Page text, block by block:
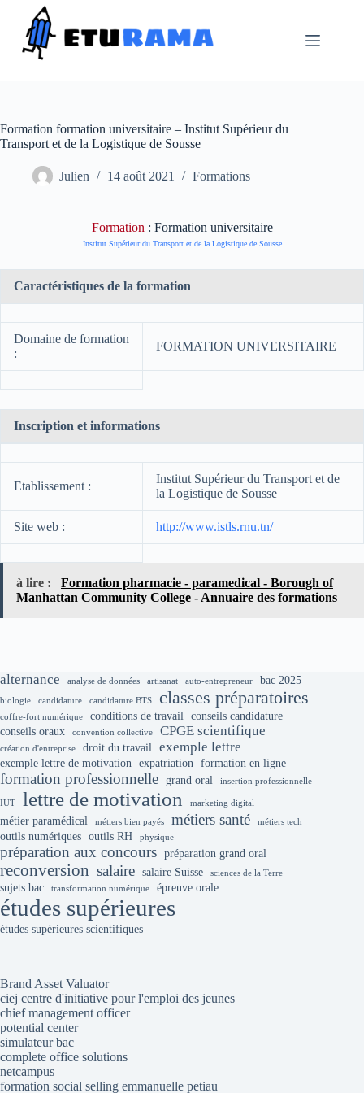
contenu
Formation formation universitaire – Institut Supérieur du
Transport et de la Logistique de Sousse
Julien 14 août 2021 Formations
Formation : Formation universitaire
Institut Supérieur du Transport et de la Logistique de Sousse
Caractéristiques de la formation
Domaine de formation
:
FORMATION UNIVERSITAIRE
Inscription et informations
Etablissement :
Institut Supérieur du Transport et de
la Logistique de Sousse
Site web : http://www.istls.rnu.tn/
à lire :
Formation pharmacie - paramedical - Borough of
Manhattan Community College - Annuaire des formations
alternance analyse de données artisanat auto-entrepreneur bac 2025
biologie candidature candidature BTS classes préparatoires
coffre-fort numérique conditions de travail conseils candidature
conseils oraux
convention collective CPGE scientifique
création d'entreprise droit du travail exemple lettre
exemple lettre de motivation expatriation formation en ligne
formation professionnelle grand oral insertion professionnelle
IUT lettre de motivation marketing digital
métier paramédical métiers bien payés métiers santé métiers tech
outils numériques outils RH physique
préparation aux concours préparation grand oral
reconversion salaire salaire Suisse sciences de la Terre
sujets bac transformation numérique épreuve orale
études supérieures
études supérieures scientifiques
Brand Asset Valuator
ciej centre d'initiative pour l'emploi des jeunes
chief management officer
potential center
simulateur bac
complete office solutions
netcampus
formation social selling emmanuelle petiau